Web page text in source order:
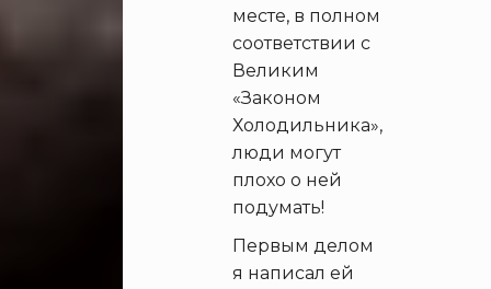
месте, в полном
соответствии с
Великим
«Законом
Холодильника»,
люди могут
плохо о ней
подумать!
Первым делом
я написал ей